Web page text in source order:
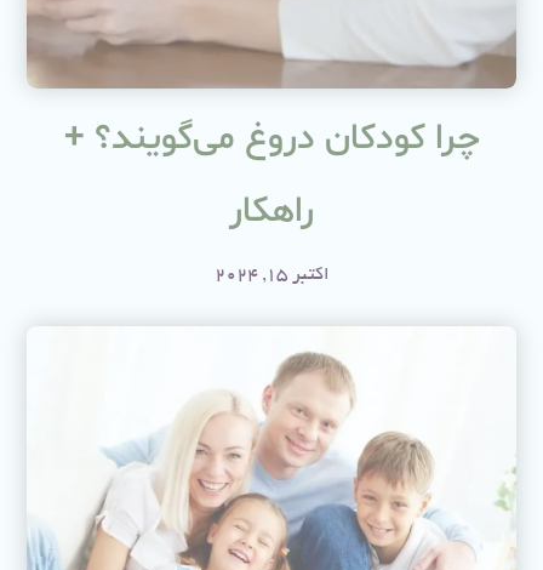
چرا کودکان دروغ می‌گویند؟ +
راهکار
اکتبر 15, 2024